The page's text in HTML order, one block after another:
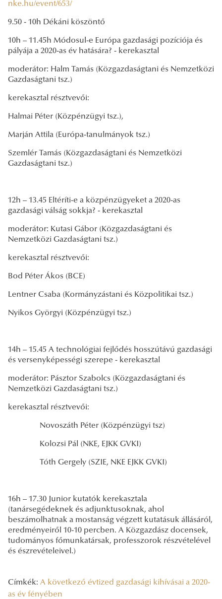
nke.hu/event/653/
9.50 - 10h Dékáni köszöntő
10h – 11.45h Módosul-e Európa gazdasági pozíciója és
pályája a 2020-as év hatására? - kerekasztal
moderátor: Halm Tamás (Közgazdaságtani és Nemzetközi
Gazdaságtani tsz.)
kerekasztal résztvevői:
Halmai Péter (Közpénzügyi tsz.),
Marján Attila (Európa-tanulmányok tsz.)
Szemlér Tamás (Közgazdaságtani és Nemzetközi
Gazdaságtani tsz.)
12h – 13.45 Eltéríti-e a közpénzügyeket a 2020-as
gazdasági válság sokkja? - kerekasztal
moderátor: Kutasi Gábor (Közgazdaságtani és
Nemzetközi Gazdaságtani tsz.)
kerekasztal résztvevői:
Bod Péter Ákos (BCE)
Lentner Csaba (Kormányzástani és Közpolitikai tsz.)
Nyikos Györgyi (Közpénzügyi tsz.)
14h – 15.45 A technológiai fejlődés hosszútávú gazdasági
és versenyképességi szerepe - kerekasztal
moderátor: Pásztor Szabolcs (Közgazdaságtani és
Nemzetközi Gazdaságtani tsz.)
kerekasztal résztvevői:
Novoszáth Péter (Közpénzügyi tsz)
Kolozsi Pál (NKE, EJKK GVKI)
Tóth Gergely (SZIE, NKE EJKK GVKI)
16h – 17.30 Junior kutatók kerekasztala
(tanársegédeknek és adjunktusoknak, ahol
beszámolhatnak a mostanság végzett kutatásuk állásáról,
eredményeiről 10-10 percben. A Közgazdász docensek,
tudományos főmunkatársak, professzorok részvételével
és észrevételeivel.)
Címkék: A következő évtized gazdasági kihívásai a 2020-
as év fényében